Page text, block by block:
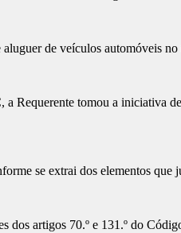
de veículos automóveis
Requerente tomou a iniciativa
se extrai dos elementos
dos artigos 70.º e 131.º do